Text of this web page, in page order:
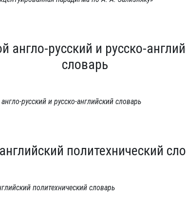
англо-русский и русско-
словарь
русский и русско-английский словарь
политехнический
политехнический словарь